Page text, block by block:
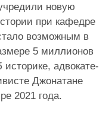
новую
при кафедре
возможным в
5 миллионов
адвокате-
Джонатане
2021 года.